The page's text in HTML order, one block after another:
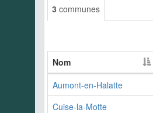
3 communes
Nom
Aumont-en-Halatte
Cuise-la-Motte